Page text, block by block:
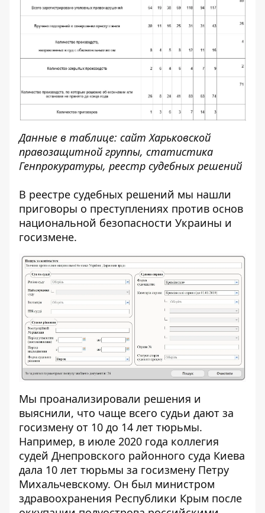
Данные в таблице: сайт Харьковской
правозащитной группы, статистика
Генпрокуратуры, реестр судебных решений
В реестре судебных решений мы нашли
приговоры о преступлениях против основ
национальной безопасности Украины и
госизмене.
Мы проанализировали решения и
выяснили, что чаще всего судьи дают за
госизмену от 10 до 14 лет тюрьмы.
Например, в июле 2020 года коллегия
судей Днепровского районного суда Киева
дала 10 лет тюрьмы за госизмену Петру
Михальчевскому. Он был министром
здравоохранения Республики Крым после